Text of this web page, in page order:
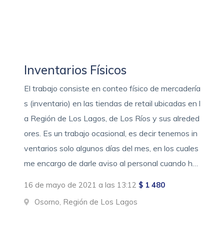
Inventarios Físicos
El trabajo consiste en conteo físico de mercadería
s (inventario) en las tiendas de retail ubicadas en l
a Región de Los Lagos, de Los Ríos y sus alreded
ores. Es un trabajo ocasional, es decir tenemos in
ventarios solo algunos días del mes, en los cuales
me encargo de darle aviso al personal cuando h…
16 de mayo de 2021 a las 13:12 $ 1 480
Osorno, Región de Los Lagos